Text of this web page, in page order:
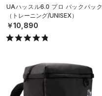
UAハッスル6.0 プロ バックパック
（トレーニング/UNISEX）
￥10,890